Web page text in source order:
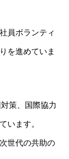
員ボランティ
を進めていま
策、国際協力
います。
世代の共助の